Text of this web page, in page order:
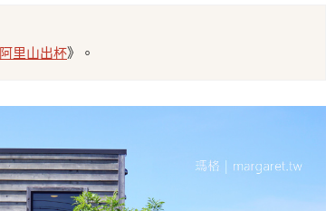
阿里山出杯》。